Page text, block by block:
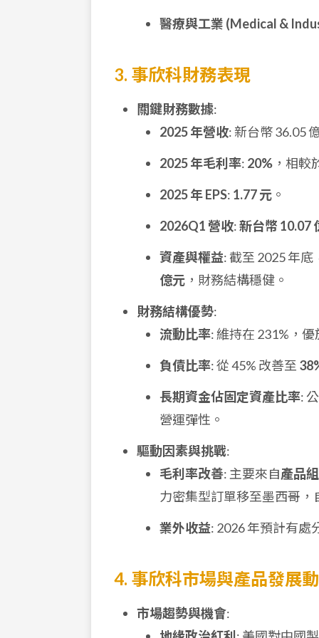
醫療與工業 (Medical &
3. 事欣科財務表現
關鍵財務數據:
2025 年營收: 新台幣 36.05
2025 年毛利率: 20% ，相較
2025 年 EPS: 1.77 元 。
2026Q1 營收:新台幣 10.07
資產與權益: 截至 2025 年
億元 ，財務結構穩健。
財務結構優勢:
流動比率: 維持在 231%，
負債比率: 從 45% 改善至
長期資金佔固定資產比率:
營運彈性。
驅動因素與挑戰:
毛利率改善: 主要來自產品
力密集型訂單移至墨西哥
業外收益: 2026 年預計有處
4. 事欣科市場與產品發展
市場趨勢與機會: